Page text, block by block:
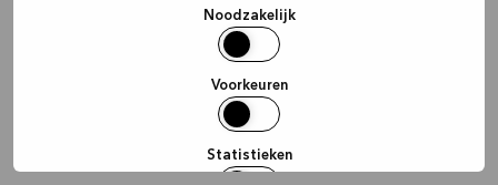
Noodzakelijk
Voorkeuren
Statistieken